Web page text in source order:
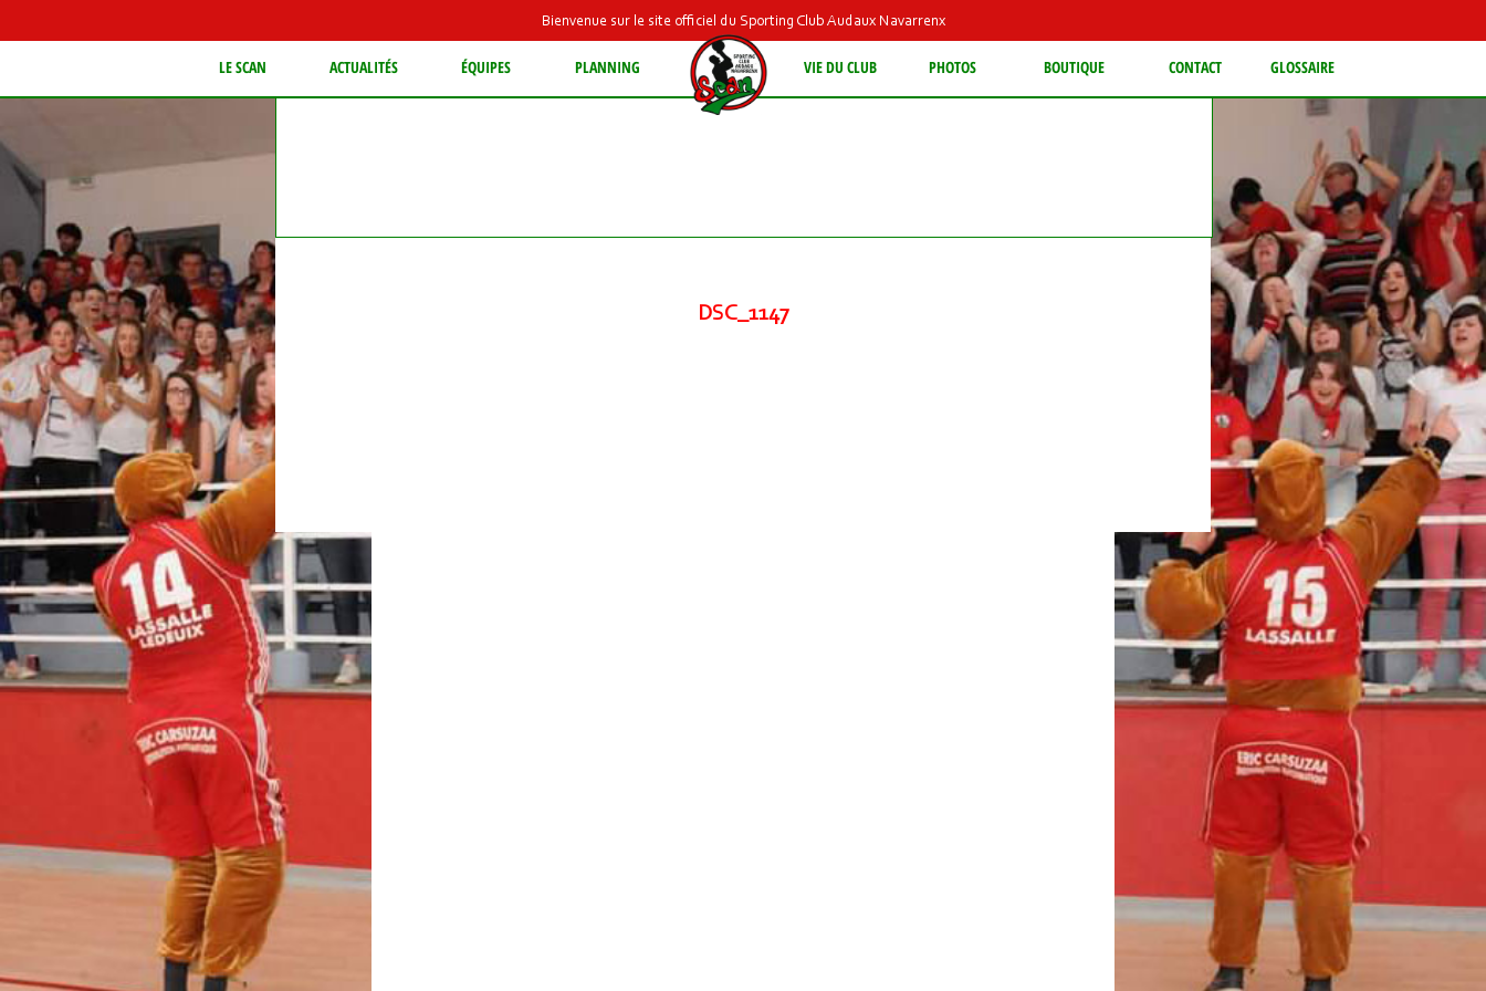
Bienvenue sur le site officiel du Sporting Club Audaux Navarrenx
LE SCAN ACTUALITÉS ÉQUIPES PLANNING VIE DU CLUB PHOTOS BOUTIQUE CONTACT GLOSSAIRE
DSC_1147